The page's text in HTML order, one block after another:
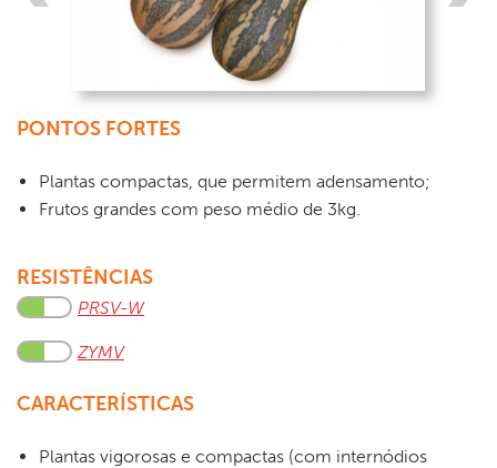
PONTOS FORTES
Plantas compactas, que permitem adensamento;
Frutos grandes com peso médio de 3kg.
RESISTÊNCIAS
PRSV-W
ZYMV
CARACTERÍSTICAS
Plantas vigorosas e compactas (com internódios